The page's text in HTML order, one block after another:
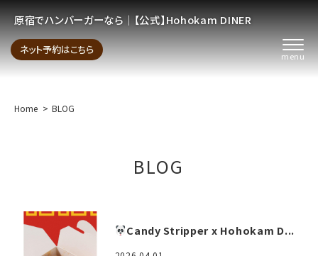
原宿でハンバーガーなら│【公式】Hohokam DINER
ネット予約はこちら
Home BLOG
BLOG
Candy Stripper x Hohokam D...